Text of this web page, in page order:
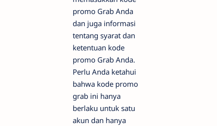
promo Grab Anda
dan juga informasi
tentang syarat dan
ketentuan kode
promo Grab Anda.
Perlu Anda ketahui
bahwa kode promo
grab ini hanya
berlaku untuk satu
akun dan hanya